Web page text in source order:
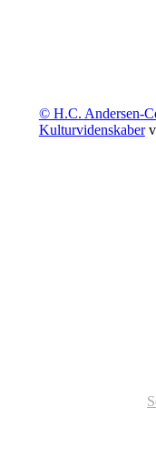
© H.C. Andersen-
Kulturvidenskaber